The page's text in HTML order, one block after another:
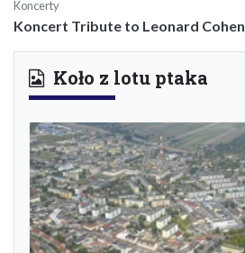
Koncerty
Koncert Tribute to Leonard Cohen
Koło z lotu ptaka
Previous